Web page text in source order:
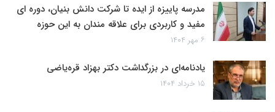
مدرسه پاییزه از ایده تا شرکت دانش بنیان، دوره ای
مفید و کاربردی برای علاقه مندان به این حوزه
۶ مهر ۱۴۰۴
یادنامه‌ای در بزرگداشت دکتر بهزاد قره‌یاضی
۱۵ خرداد ۱۴۰۴